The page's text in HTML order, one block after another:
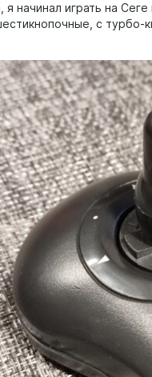
я начинал играть на
с турбо-